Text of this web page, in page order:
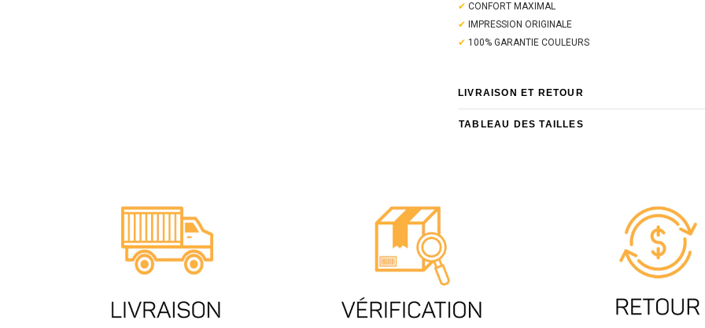
✔ CONFORT MAXIMAL
✔ IMPRESSION ORIGINALE
✔ 100% GARANTIE COULEURS
LIVRAISON ET RETOUR
TABLEAU DES TAILLES